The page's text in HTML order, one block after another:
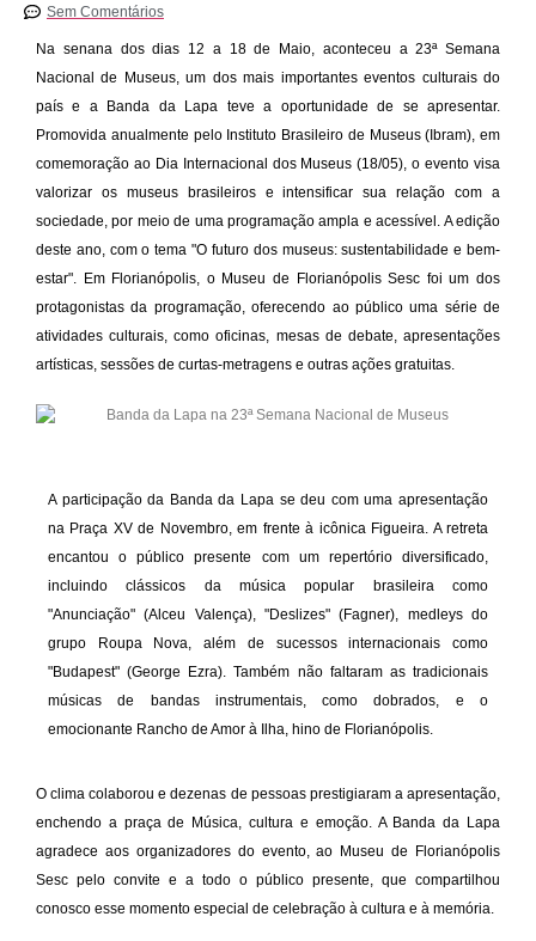
Sem Comentários
Na senana dos dias 12 a 18 de Maio, aconteceu a 23ª Semana
Nacional de Museus, um dos mais importantes eventos culturais do
país e a Banda da Lapa teve a oportunidade de se apresentar.
Promovida anualmente pelo Instituto Brasileiro de Museus (Ibram), em
comemoração ao Dia Internacional dos Museus (18/05), o evento visa
valorizar os museus brasileiros e intensificar sua relação com a
sociedade, por meio de uma programação ampla e acessível. A edição
deste ano, com o tema "O futuro dos museus: sustentabilidade e bem-
estar". Em Florianópolis, o Museu de Florianópolis Sesc foi um dos
protagonistas da programação, oferecendo ao público uma série de
atividades culturais, como oficinas, mesas de debate, apresentações
artísticas, sessões de curtas-metragens e outras ações gratuitas.
A participação da Banda da Lapa se deu com uma apresentação
na Praça XV de Novembro, em frente à icônica Figueira. A retreta
encantou o público presente com um repertório diversificado,
incluindo clássicos da música popular brasileira como
"Anunciação" (Alceu Valença), "Deslizes" (Fagner), medleys do
grupo Roupa Nova, além de sucessos internacionais como
"Budapest" (George Ezra). Também não faltaram as tradicionais
músicas de bandas instrumentais, como dobrados, e o
emocionante Rancho de Amor à Ilha, hino de Florianópolis.
O clima colaborou e dezenas de pessoas prestigiaram a apresentação,
enchendo a praça de Música, cultura e emoção. A Banda da Lapa
agradece aos organizadores do evento, ao Museu de Florianópolis
Sesc pelo convite e a todo o público presente, que compartilhou
conosco esse momento especial de celebração à cultura e à memória.